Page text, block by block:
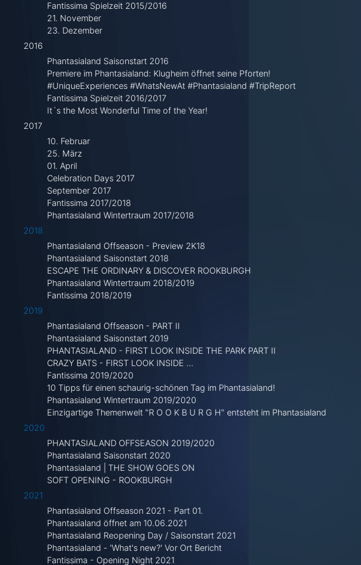
Fantissima Spielzeit 2015/2016
21. November
23. Dezember
2016
Phantasialand Saisonstart 2016
Premiere im Phantasialand: Klugheim öffnet seine Pforten!
#UniqueExperiences #WhatsNewAt #Phantasialand #TripReport
Fantissima Spielzeit 2016/2017
It´s the Most Wonderful Time of the Year!
2017
10. Februar
25. März
01. April
Celebration Days 2017
September 2017
Fantissima 2017/2018
Phantasialand Wintertraum 2017/2018
2018
Phantasialand Offseason - Preview 2K18
Phantasialand Saisonstart 2018
ESCAPE THE ORDINARY & DISCOVER ROOKBURGH
Phantasialand Wintertraum 2018/2019
Fantissima 2018/2019
2019
Phantasialand Offseason - PART II
Phantasialand Saisonstart 2019
PHANTASIALAND - FIRST LOOK INSIDE THE PARK PART II
CRAZY BATS - FIRST LOOK INSIDE ...
Fantissima 2019/2020
10 Tipps für einen schaurig-schönen Tag im Phantasialand!
Phantasialand Wintertraum 2019/2020
Einzigartige Themenwelt "R O O K B U R G H" entsteht im Phantasialand
2020
PHANTASIALAND OFFSEASON 2019/2020
Phantasialand Saisonstart 2020
Phantasialand | THE SHOW GOES ON
SOFT OPENING - ROOKBURGH
2021
Phantasialand Offseason 2021 - Part 01.
Phantasialand öffnet am 10.06.2021
Phantasialand Reopening Day / Saisonstart 2021
Phantasialand - 'What's new?' Vor Ort Bericht
Fantissima - Opening Night 2021